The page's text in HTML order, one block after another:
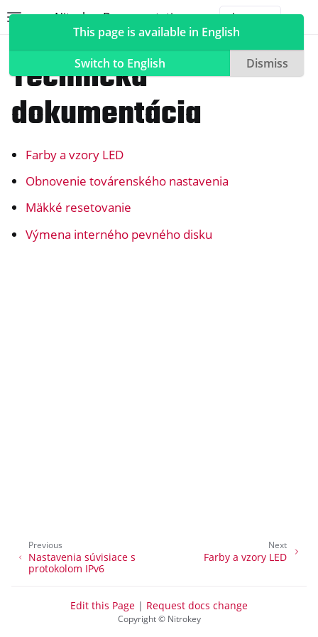
Nitrokey Documentation
navigation of NitroPad, NitroPC
navigation of NitroPhone, NitroTablet
navigation of NextBox
navigation of NetHSM
navigation of NitroWall NW750
Technická
dokumentácia
Farby a vzory LED
Obnovenie továrenského nastavenia
Mäkké resetovanie
Výmena interného pevného disku
This page is available in English
Switch to English
Dismiss
Next
Farby a vzory LED
Previous
Nastavenia súvisiace s
protokolom IPv6
Copyright © Nitrokey
Edit this Page | Request docs change